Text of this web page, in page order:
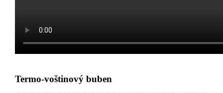
Termo-voštinový buben